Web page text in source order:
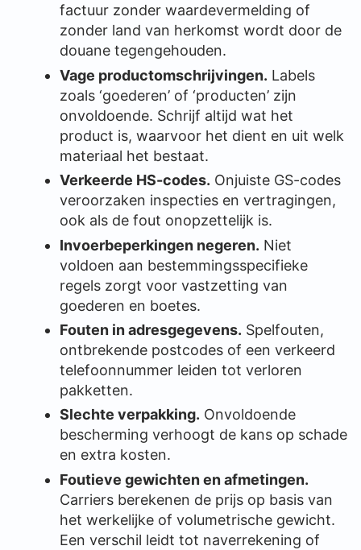
factuur zonder waardevermelding of
zonder land van herkomst wordt door de
douane tegengehouden.
Vage productomschrijvingen. Labels
zoals ‘goederen’ of ‘producten’ zijn
onvoldoende. Schrijf altijd wat het
product is, waarvoor het dient en uit welk
materiaal het bestaat.
Verkeerde HS-codes. Onjuiste GS-codes
veroorzaken inspecties en vertragingen,
ook als de fout onopzettelijk is.
Invoerbeperkingen negeren. Niet
voldoen aan bestemmingsspecifieke
regels zorgt voor vastzetting van
goederen en boetes.
Fouten in adresgegevens. Spelfouten,
ontbrekende postcodes of een verkeerd
telefoonnummer leiden tot verloren
pakketten.
Slechte verpakking. Onvoldoende
bescherming verhoogt de kans op schade
en extra kosten.
Foutieve gewichten en afmetingen.
Carriers berekenen de prijs op basis van
het werkelijke of volumetrische gewicht.
Een verschil leidt tot naverrekening of